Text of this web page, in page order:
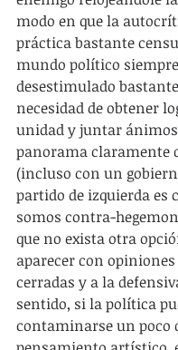
modo en que la
práctica bastante
mundo político
desestimulado
necesidad de obtener
unidad y juntar
panorama claramente
(incluso con un
partido de izquierda es
somos contra-
que no exista otra
aparecer con
cerradas y a la
sentido, si la política
contaminarse un poco